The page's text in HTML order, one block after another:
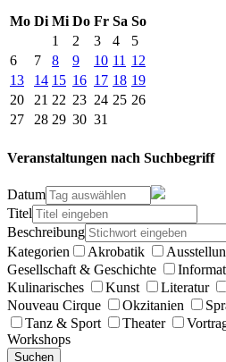
Mo Di Mi Do Fr Sa So
1
2 3 4
5
6
7 8 9 10 11 12
13
14 15 16 17 18 19
20
21 22 23 24 25 26
27
28 29 30 31
Veranstaltungen nach Suchbegriff
Datum
Titel
Beschreibung
Kategorien
Akrobatik
Gesellschaft & Geschichte
Kulinarisches
Kunst Literatur
Nouveau Cirque
Okzitanien
Tanz & Sport
Theater
Workshops
Suchen